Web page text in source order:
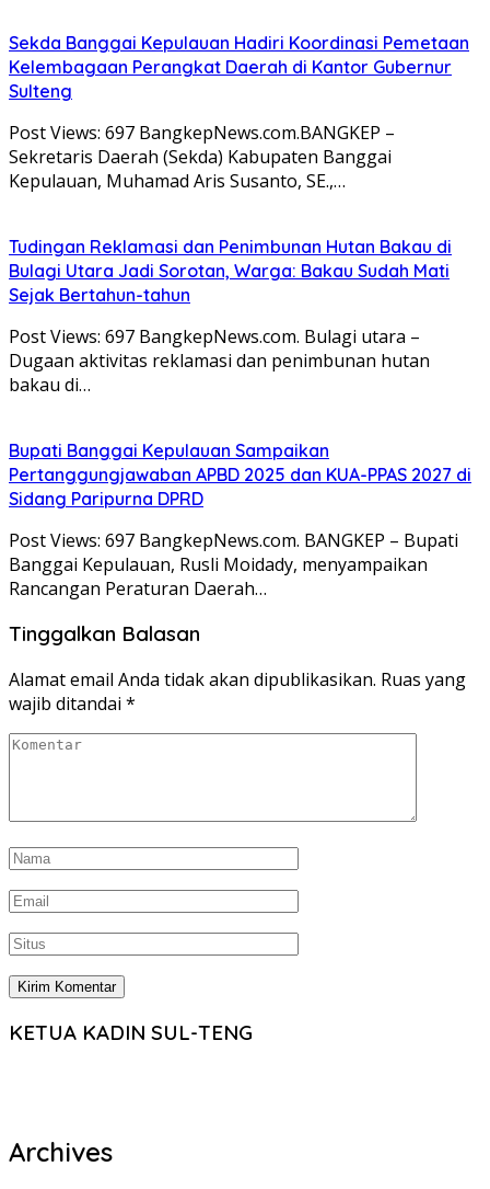
Sekda Banggai Kepulauan Hadiri Koordinasi Pemetaan
Kelembagaan Perangkat Daerah di Kantor Gubernur
Sulteng
Post Views: 697 BangkepNews.com.BANGKEP –
Sekretaris Daerah (Sekda) Kabupaten Banggai
Kepulauan, Muhamad Aris Susanto, SE.,…
Tudingan Reklamasi dan Penimbunan Hutan Bakau di
Bulagi Utara Jadi Sorotan, Warga: Bakau Sudah Mati
Sejak Bertahun-tahun
Post Views: 697 BangkepNews.com. Bulagi utara –
Dugaan aktivitas reklamasi dan penimbunan hutan
bakau di…
Bupati Banggai Kepulauan Sampaikan
Pertanggungjawaban APBD 2025 dan KUA-PPAS 2027 di
Sidang Paripurna DPRD
Post Views: 697 BangkepNews.com. BANGKEP – Bupati
Banggai Kepulauan, Rusli Moidady, menyampaikan
Rancangan Peraturan Daerah…
Tinggalkan Balasan
Alamat email Anda tidak akan dipublikasikan. Ruas yang
wajib ditandai *
KETUA KADIN SUL-TENG
Archives